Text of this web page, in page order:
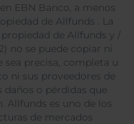
EBN Banco, a menos
de Allfunds . La
de Allfunds y /
no se puede copiar ni
sea precisa, completa u
ni sus proveedores de
o pérdidas que
Allfunds es uno de los
de mercados